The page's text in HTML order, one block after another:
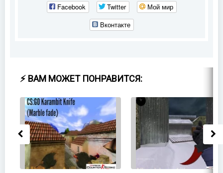
Facebook Twitter
Мой мир
Вконтакте
⚡ ВАМ МОЖЕТ ПОНРАВИТСЯ: